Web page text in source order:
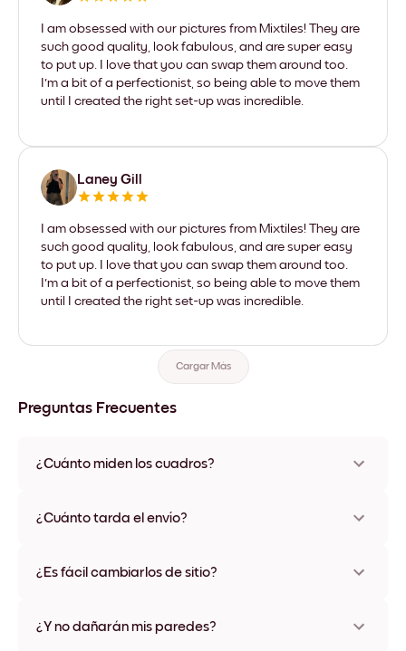
I am obsessed with our pictures from Mixtiles! They are
such good quality, look fabulous, and are super easy
to put up. I love that you can swap them around too.
I'm a bit of a perfectionist, so being able to move them
until I created the right set-up was incredible.
Laney Gill
I am obsessed with our pictures from Mixtiles! They are
such good quality, look fabulous, and are super easy
to put up. I love that you can swap them around too.
I'm a bit of a perfectionist, so being able to move them
until I created the right set-up was incredible.
Cargar Más
Preguntas Frecuentes
¿Cuánto miden los cuadros?
varios materiales y colores de marco, incluidas opciones sin
¿Cuánto tarda el envío?
disponibles en algunos países. Te enviaremos un número de
¿Es fácil cambiarlos de sitio?
ningún daño
¿Y no dañarán mis paredes?